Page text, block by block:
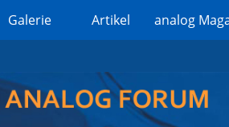
Galerie Artikel analog